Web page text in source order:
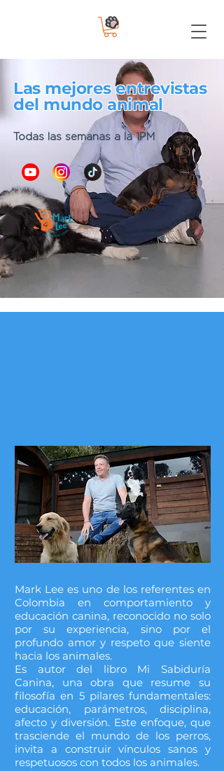
Las mejores entrevistas
del mundo animal
Todas las semanas a la 1PM
Mark Lee es uno de los referentes en
Colombia en comportamiento y
educación canina, reconocido no solo
por su experiencia, sino por el
profundo amor y respeto que siente
hacia los animales.
Es autor del libro Mi Sabiduría
Canina, una obra que resume su
filosofía en 5 pilares fundamentales:
educación, parámetros, disciplina,
afecto y diversión. Este enfoque, que
trasciende el mundo de los perros,
invita a construir vínculos sanos y
respetuosos con todos los animales.